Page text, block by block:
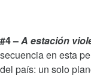
#4 –A estación
secuencia en esta
del país: un solo